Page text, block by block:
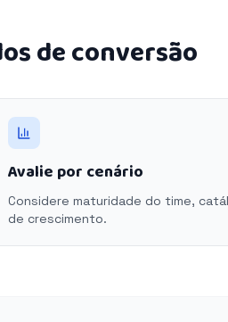
de conversão
Avalie por cenário
Considere maturidade do time,
de crescimento.